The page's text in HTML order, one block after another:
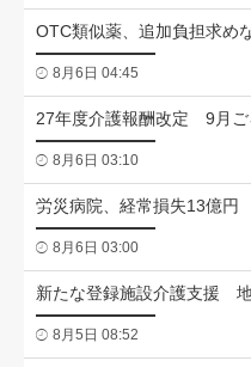
OTC類似薬、追加負担求め
8月6日 04:45
27年度介護報酬改定 9月ご
8月6日 03:10
労災病院、経常損失13億円
8月6日 03:00
新たな登録施設介護支援
8月5日 08:52